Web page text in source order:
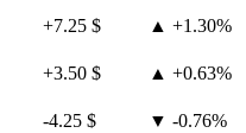
+7.25 $
▲ +1.30%
+3.50 $
▲ +0.63%
-4.25 $
▼ -0.76%